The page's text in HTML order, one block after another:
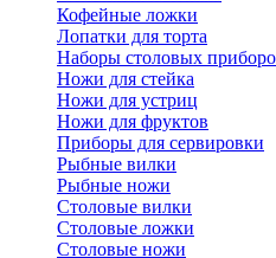
Кофейные ложки
Лопатки для торта
Наборы столовых
Ножи для стейка
Ножи для устриц
Ножи для фруктов
Приборы для сервировки
Рыбные вилки
Рыбные ножи
Столовые вилки
Столовые ложки
Столовые ножи